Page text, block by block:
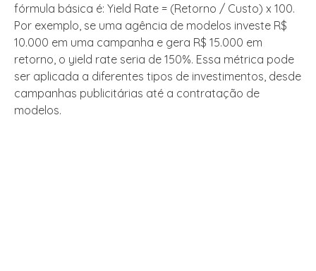
fórmula básica é: Yield Rate = (Retorno / Custo) x 100.
Por exemplo, se uma agência de modelos investe R$
10.000 em uma campanha e gera R$ 15.000 em
retorno, o yield rate seria de 150%. Essa métrica pode
ser aplicada a diferentes tipos de investimentos, desde
campanhas publicitárias até a contratação de
modelos.